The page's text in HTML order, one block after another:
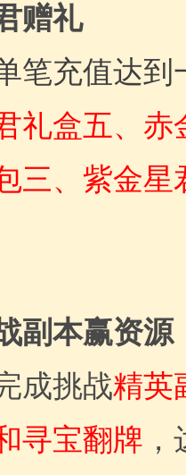
赠礼
笔充值达到
礼盒五、
三、紫金星
副本赢资源
成挑战精英
寻宝翻牌